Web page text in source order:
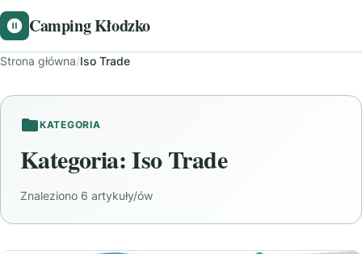
Camping Kłodzko
Strona główna/Iso Trade
KATEGORIA
Kategoria:Iso Trade
Znaleziono 6 artykuły/ów